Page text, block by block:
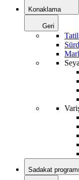
Konaklama
Geri
Sadakat programı